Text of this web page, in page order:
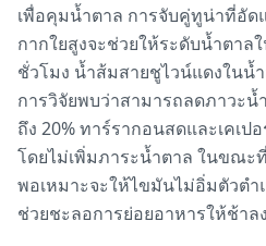
เพื่อคุมน้ำตาล การจับคู่ทูน่าที่อั
กากใยสูงจะช่วยให้ระดับน้ำตาล
ชั่วโมง น้ำส้มสายชูไวน์แดงในน้
การวิจัยพบว่าสามารถลดภาวะ
ถึง 20% ทาร์รากอนสดและเคเป
โดยไม่เพิ่มภาระน้ำตาล ในขณ
พอเหมาะจะให้ไขมันไม่อิ่มตัวต
ช่วยชะลอการย่อยอาหารให้ช้าลง